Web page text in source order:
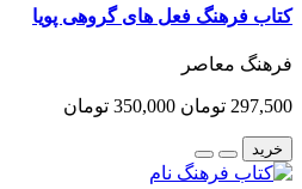
کتاب فرهنگ فعل های گروهی پویا
فرهنگ معاصر
297,500 تومان 350,000 تومان
خرید